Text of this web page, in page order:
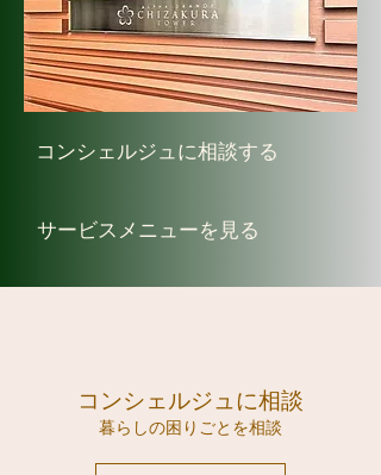
​コンシェルジュに相談する
​サービスメニューを見る
コンシェルジュに相談
​暮らしの困りごとを相談